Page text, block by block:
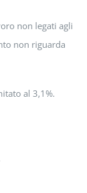
non legati agli
non riguarda
al 3,1%.